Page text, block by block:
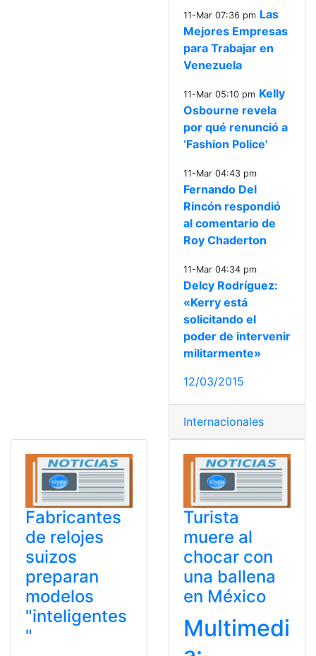
11-Mar 07:36 pm Las
Mejores Empresas
para Trabajar en
Venezuela
11-Mar 05:10 pm Kelly
Osbourne revela
por qué renunció a
‘Fashion Police’
11-Mar 04:43 pm
Fernando Del
Rincón respondió
al comentario de
Roy Chaderton
11-Mar 04:34 pm
Delcy Rodríguez:
«Kerry está
solicitando el
poder de intervenir
militarmente»
12/03/2015
Internacionales
Fabricantes
de relojes
suizos
preparan
modelos
"inteligentes
"
Turista
muere al
chocar con
una ballena
en México
Multimedi